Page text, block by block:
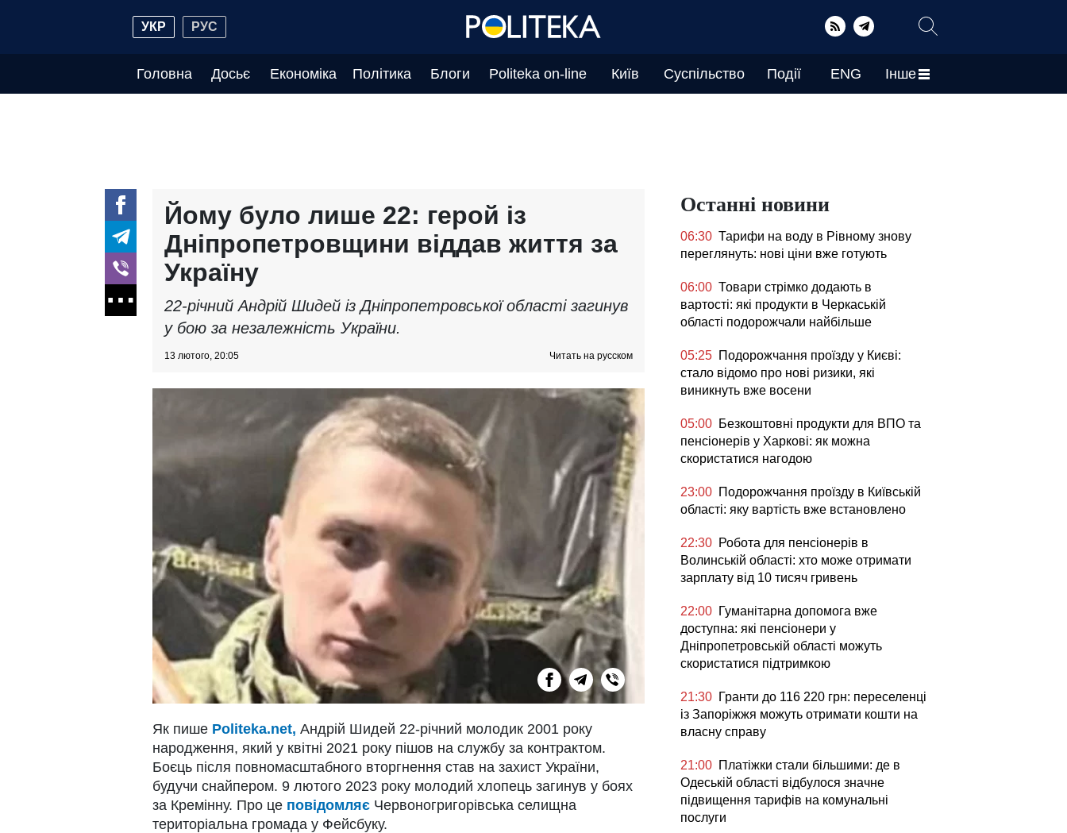
УКР РУС
Головна Досьє Економіка Політика Блоги Politeka on-line Київ Суспільство Події ENG Інше
Йому було лише 22: герой із
Дніпропетровщини віддав життя за
Україну
22-річний Андрій Шидей із Дніпропетровської області загинув
у бою за незалежність України.
13 лютого, 20:05 Читать на русском
Як пише Politeka.net, Андрій Шидей 22-річний молодик 2001 року
народження, який у квітні 2021 року пішов на службу за контрактом.
Боєць після повномасштабного вторгнення став на захист України,
будучи снайпером. 9 лютого 2023 року молодий хлопець загинув у боях
за Кремінну. Про це повідомляє Червоногригорівська селищна
територіальна громада у Фейсбуку.
Останні новини
06:30 Тарифи на воду в Рівному знову
переглянуть: нові ціни вже готують
06:00 Товари стрімко додають в
вартості: які продукти в Черкаській
області подорожчали найбільше
05:25 Подорожчання проїзду у Києві:
стало відомо про нові ризики, які
виникнуть вже восени
05:00 Безкоштовні продукти для ВПО та
пенсіонерів у Харкові: як можна
скористатися нагодою
23:00 Подорожчання проїзду в Київській
області: яку вартість вже встановлено
22:30 Робота для пенсіонерів в
Волинській області: хто може отримати
зарплату від 10 тисяч гривень
22:00 Гуманітарна допомога вже
доступна: які пенсіонери у
Дніпропетровській області можуть
скористатися підтримкою
21:30 Гранти до 116 220 грн: переселенці
із Запоріжжя можуть отримати кошти на
власну справу
21:00 Платіжки стали більшими: де в
Одеській області відбулося значне
підвищення тарифів на комунальні
послуги